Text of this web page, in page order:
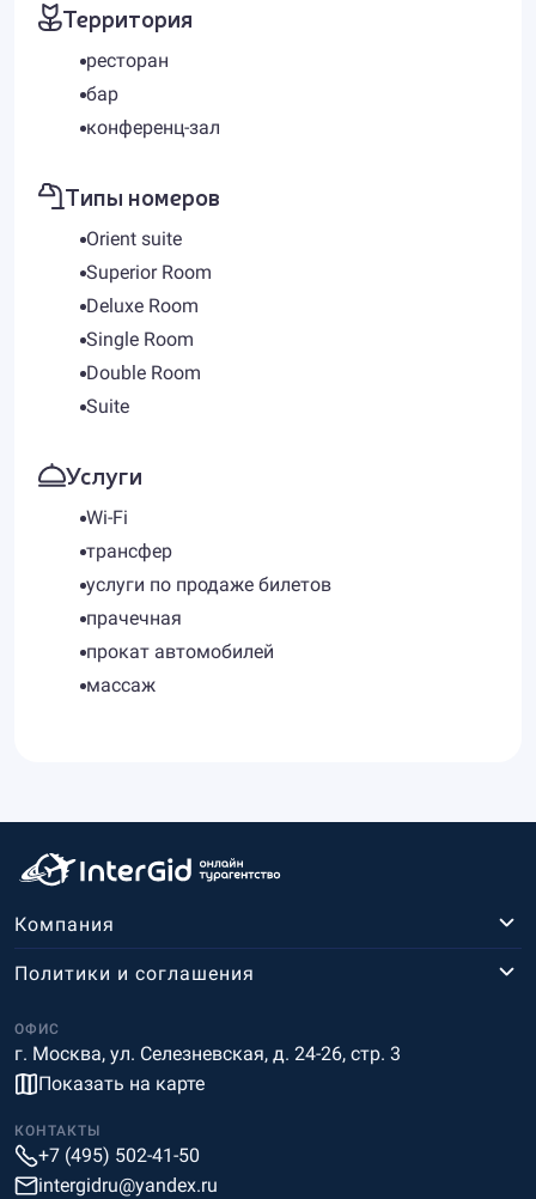
Территория
ресторан
бар
конференц-зал
Типы номеров
Orient suite
Superior Room
Deluxe Room
Single Room
Double Room
Suite
Услуги
Wi-Fi
трансфер
услуги по продаже билетов
прачечная
прокат автомобилей
массаж
Компания
ОФИС
г. Москва, ул. Селезневская, д. 24-26, стр. 3
Показать на карте
Политики и соглашения
КОНТАКТЫ
+7 (495) 502-41-50
intergidru@yandex.ru